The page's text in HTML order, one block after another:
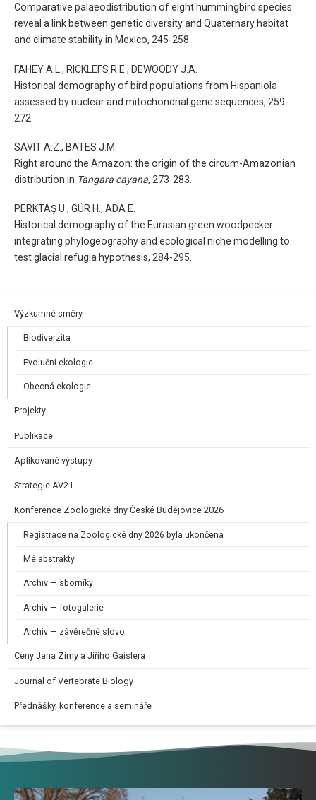
Comparative palaeodistribution of eight hummingbird species
reveal a link between genetic diversity and Quaternary habitat
and climate stability in Mexico, 245-258.
FAHEY A.L., RICKLEFS R.E., DEWOODY J.A.
Historical demography of bird populations from Hispaniola
assessed by nuclear and mitochondrial gene sequences, 259-
272.
SAVIT A.Z., BATES J.M.
Right around the Amazon: the origin of the circum-Amazonian
distribution in Tangara cayana, 273-283.
PERKTAŞ U., GÜR H., ADA E.
Historical demography of the Eurasian green woodpecker:
integrating phylogeography and ecological niche modelling to
test glacial refugia hypothesis, 284-295.
Výzkumné směry
Biodiverzita
Evoluční ekologie
Obecná ekologie
Projekty
Publikace
Aplikované výstupy
Strategie AV21
Konference Zoologické dny České Budějovice 2026
Registrace na Zoologické dny 2026 byla ukončena
Mé abstrakty
Archiv — sborníky
Archiv — fotogalerie
Archiv — závěrečné slovo
Ceny Jana Zimy a Jiřího Gaislera​
Journal of Vertebrate Biology
Přednášky, konference a semináře